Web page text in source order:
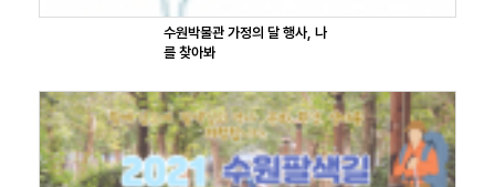
수원박물관 가정의 달 행사, 나
를 찾아봐